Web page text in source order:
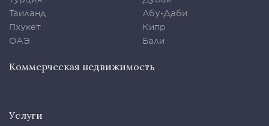
Таиланд
Пхукет
ОАЭ
Абу-Даби
Кипр
Бали
Коммерческая недвижимость
Услуги